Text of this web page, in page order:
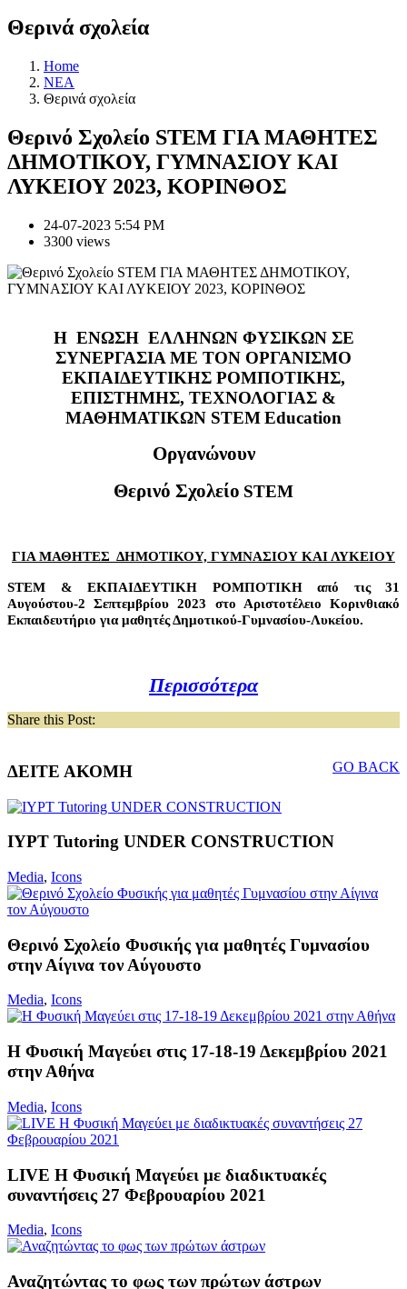
Θερινά σχολεία
Home
NEA
Θερινά σχολεία
Θερινό Σχολείο STEM ΓΙΑ ΜΑΘΗΤΕΣ
ΔΗΜΟΤΙΚΟΥ, ΓΥΜΝΑΣΙΟΥ ΚΑΙ
ΛΥΚΕΙΟΥ 2023, ΚΟΡΙΝΘΟΣ
24-07-2023 5:54 PM
3300 views
Η ΕΝΩΣΗ ΕΛΛΗΝΩΝ ΦΥΣΙΚΩΝ ΣΕ
ΣΥΝΕΡΓΑΣΙΑ ΜΕ ΤΟΝ ΟΡΓΑΝΙΣΜΟ
ΕΚΠΑΙΔΕΥΤΙΚΗΣ ΡΟΜΠΟΤΙΚΗΣ,
ΕΠΙΣΤΗΜΗΣ, ΤΕΧΝΟΛΟΓΙΑΣ &
ΜΑΘΗΜΑΤΙΚΩΝ STEMEducation
Οργανώνουν
Θερινό Σχολείο STEM
ΓΙΑ ΜΑΘΗΤΕΣ ΔΗΜΟΤΙΚΟΥ, ΓΥΜΝΑΣΙΟΥ ΚΑΙ ΛΥΚΕΙΟΥ
STEM & ΕΚΠΑΙΔΕΥΤΙΚΗ ΡΟΜΠΟΤΙΚΗ από τις 31
Αυγούστου-2 Σεπτεμβρίου 2023 στο Αριστοτέλειο Κορινθιακό
Εκπαιδευτήριο για μαθητές Δημοτικού-Γυμνασίου-Λυκείου.
Περισσότερα
Share this Post:
GO BACK
ΔΕΙΤΕ ΑΚΟΜΗ
IYPT Tutoring UNDER CONSTRUCTION
Media, Icons
Θερινό Σχολείο Φυσικής για μαθητές Γυμνασίου
στην Αίγινα τον Αύγουστο
Media, Icons
Η Φυσική Μαγεύει στις 17-18-19 Δεκεμβρίου 2021
στην Αθήνα
Media, Icons
LIVE Η Φυσική Μαγεύει με διαδικτυακές
συναντήσεις 27 Φεβρουαρίου 2021
Media, Icons
Αναζητώντας το φως των πρώτων άστρων